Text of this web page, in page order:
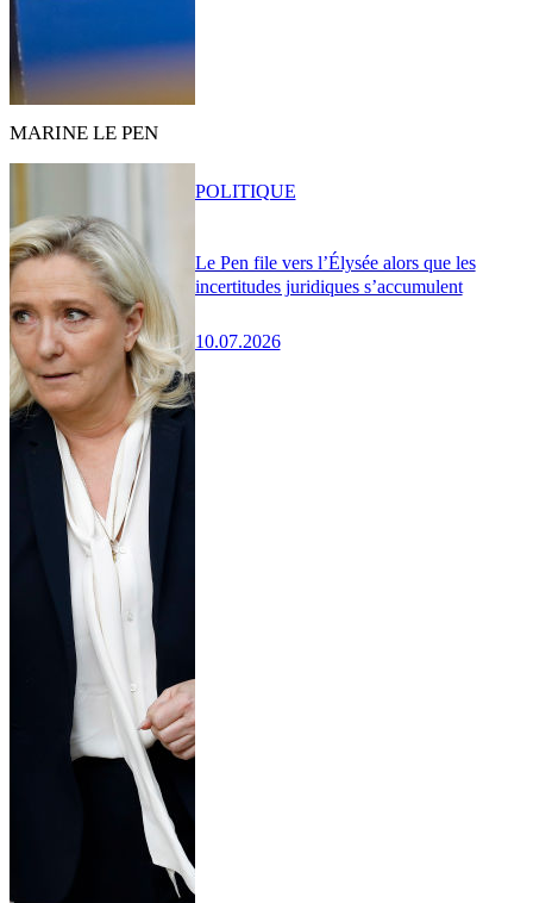
MARINE LE PEN
Le Pen file vers l’Élysée alors que les
incertitudes juridiques s’accumulent
10.07.2026
POLITIQUE